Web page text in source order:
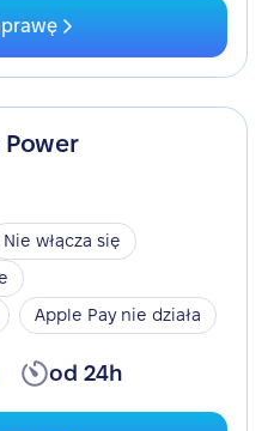
Power
Nie włącza się
Apple Pay nie działa
od 24h